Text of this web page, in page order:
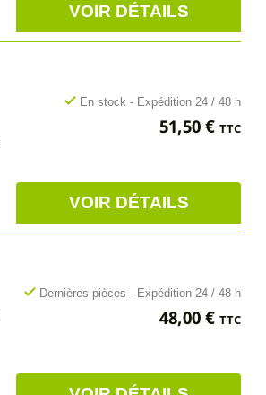
VOIR DÉTAILS
check En stock - Expédition 24 / 48 h
Prix
51,50 € TTC
VOIR DÉTAILS
check Dernières pièces - Expédition 24 / 48 h
Prix
48,00 € TTC